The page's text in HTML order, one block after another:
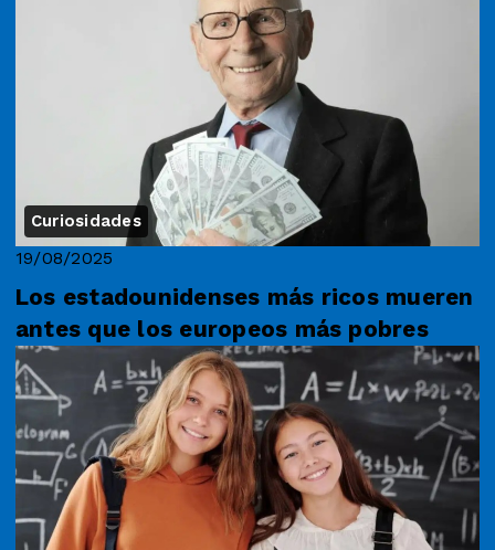
Curiosidades
19/08/2025
Los estadounidenses más ricos mueren
antes que los europeos más pobres